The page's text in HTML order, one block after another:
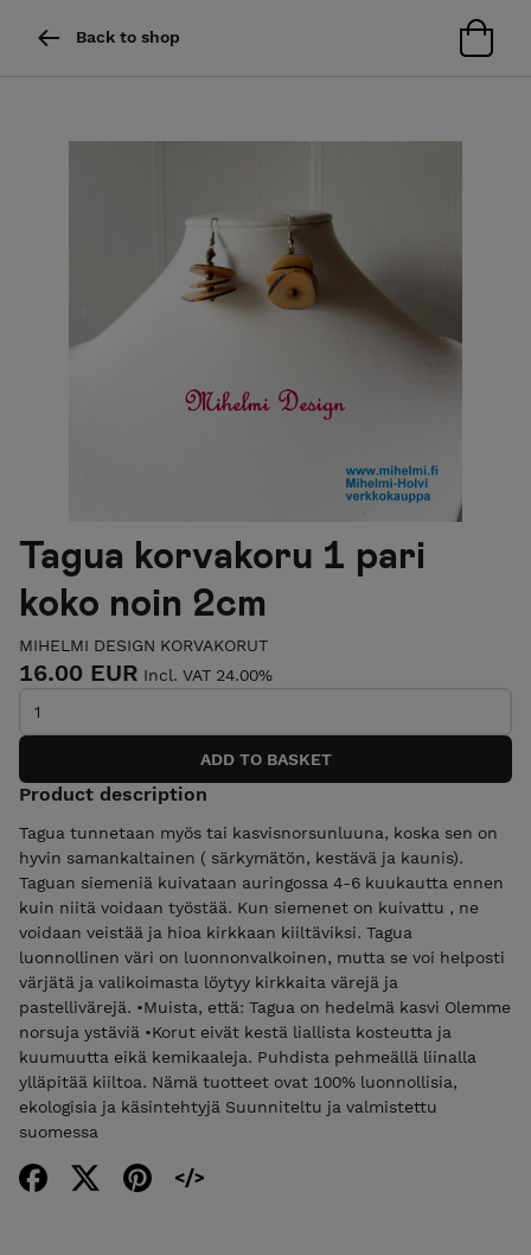
Back to shop
Tagua korvakoru 1 pari
koko noin 2cm
MIHELMI DESIGN KORVAKORUT
16.00 EUR Incl. VAT 24.00%
Product description
Tagua tunnetaan myös tai kasvisnorsunluuna, koska sen on
hyvin samankaltainen ( särkymätön, kestävä ja kaunis).
Taguan siemeniä kuivataan auringossa 4-6 kuukautta ennen
kuin niitä voidaan työstää. Kun siemenet on kuivattu , ne
voidaan veistää ja hioa kirkkaan kiiltäviksi. Tagua
luonnollinen väri on luonnonvalkoinen, mutta se voi helposti
värjätä ja valikoimasta löytyy kirkkaita värejä ja
pastellivärejä. •Muista, että: Tagua on hedelmä kasvi Olemme
norsuja ystäviä •Korut eivät kestä liallista kosteutta ja
kuumuutta eikä kemikaaleja. Puhdista pehmeällä liinalla
ylläpitää kiiltoa. Nämä tuotteet ovat 100% luonnollisia,
ekologisia ja käsintehtyjä Suunniteltu ja valmistettu
suomessa